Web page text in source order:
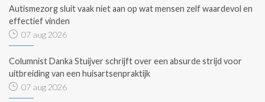
Autismezorg sluit vaak niet aan op wat mensen zelf waardevol en
effectief vinden
07 aug 2026
Columnist Danka Stuijver schrijft over een absurde strijd voor
uitbreiding van een huisartsenpraktijk
07 aug 2026